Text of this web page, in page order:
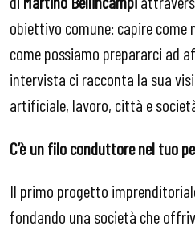
obiettivo comune: capire come
come possiamo prepararci ad
intervista ci racconta la sua
artificiale, lavoro, città e
C’è un filo conduttore nel tuo
Il primo progetto
fondando una società che